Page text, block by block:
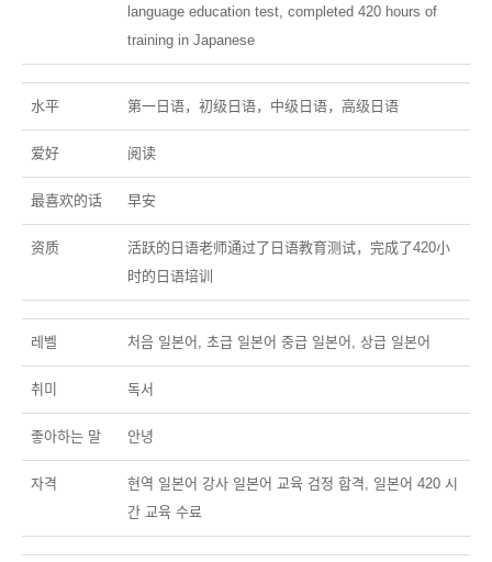
language education test, completed 420 hours of
training in Japanese
水平 第一日语，初级日语，中级日语，高级日语
爱好 阅读
最喜欢的话 早安
资质
活跃的日语老师通过了日语教育测试，完成了420小
时的日语培训
레벨 처음 일본어, 초급 일본어 중급 일본어, 상급 일본어
취미 독서
좋아하는 말 안녕
자격
현역 일본어 강사 일본어 교육 검정 합격, 일본어 420 시
간 교육 수료